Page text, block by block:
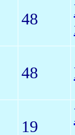
48
48
19